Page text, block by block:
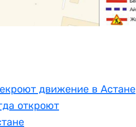
движение в Астане
откроют